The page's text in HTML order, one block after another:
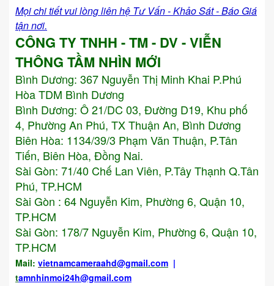
Mọi chi tiết vui lòng liên hệ Tư Vấn - Khảo Sát - Báo Giá
tận nơi.
CÔNG TY TNHH - TM - DV - VIỄN
THÔNG TẦM NHÌN MỚI
Bình Dương: 367 Nguyễn Thị Minh Khai P.Phú
Hòa TDM Bình Dương
Bình Dương: Ô 21/DC 03, Đường D19, Khu phố
4, Phường An Phú, TX Thuận An, Bình Dương
Biên Hòa: 1134/39/3 Phạm Văn Thuận, P.Tân
Tiến, Biên Hòa, Đồng Nai.
Sài Gòn: 71/40 Chế Lan Viên, P.Tây Thạnh Q.Tân
Phú, TP.HCM
Sài Gòn : 64 Nguyễn Kim, Phường 6, Quận 10,
TP.HCM
Sài Gòn: 178/7 Nguyễn Kim, Phường 6, Quận 10,
TP.HCM
Mail: vietnamcameraahd@gmail.com |
tamnhinmoi24h@gmail.com